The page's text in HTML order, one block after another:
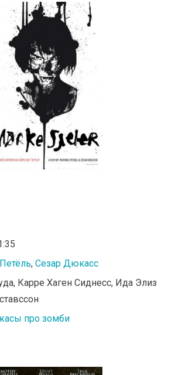
, Сезар Дюкасс
Карре Хаген Сиднесс, Ида Элиз
про зомби